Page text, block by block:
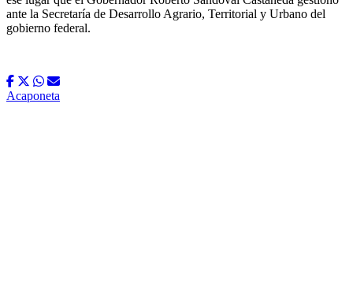
ante la Secretaría de Desarrollo Agrario, Territorial y Urbano del
gobierno federal.
Acaponeta